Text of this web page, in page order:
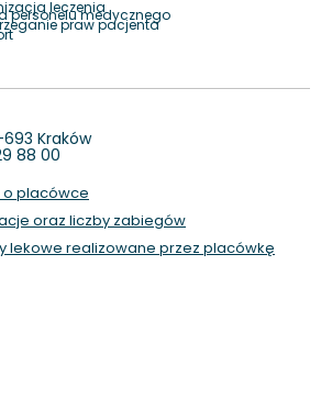
leczenia
personelu medycznego
praw pacjenta
Kraków
88 00
o placówce
oraz liczby zabiegów
lekowe realizowane przez placówkę